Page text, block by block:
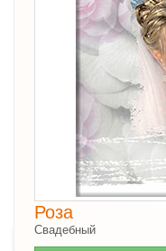
Роза
Свадебный